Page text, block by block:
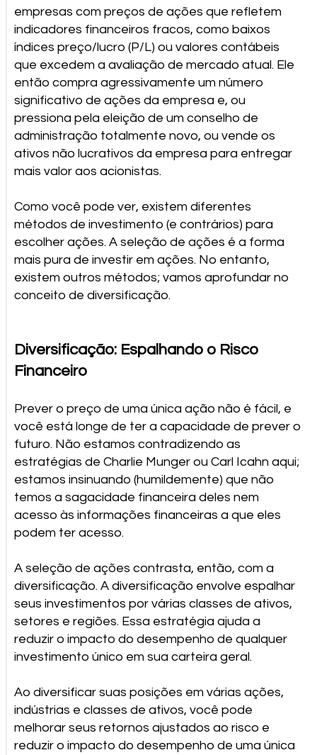
empresas com preços de ações que refletem
indicadores financeiros fracos, como baixos
índices preço/lucro (P/L) ou valores contábeis
que excedem a avaliação de mercado atual. Ele
então compra agressivamente um número
significativo de ações da empresa e, ou
pressiona pela eleição de um conselho de
administração totalmente novo, ou vende os
ativos não lucrativos da empresa para entregar
mais valor aos acionistas.
Como você pode ver, existem diferentes
métodos de investimento (e contrários) para
escolher ações. A seleção de ações é a forma
mais pura de investir em ações. No entanto,
existem outros métodos; vamos aprofundar no
conceito de diversificação.
Diversificação: Espalhando o Risco
Financeiro
Prever o preço de uma única ação não é fácil, e
você está longe de ter a capacidade de prever o
futuro. Não estamos contradizendo as
estratégias de Charlie Munger ou Carl Icahn aqui;
estamos insinuando (humildemente) que não
temos a sagacidade financeira deles nem
acesso às informações financeiras a que eles
podem ter acesso.
A seleção de ações contrasta, então, com a
diversificação. A diversificação envolve espalhar
seus investimentos por várias classes de ativos,
setores e regiões. Essa estratégia ajuda a
reduzir o impacto do desempenho de qualquer
investimento único em sua carteira geral.
Ao diversificar suas posições em várias ações,
indústrias e classes de ativos, você pode
melhorar seus retornos ajustados ao risco e
reduzir o impacto do desempenho de uma única